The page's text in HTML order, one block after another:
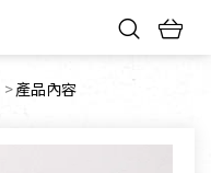
目前頁面：
產品內容